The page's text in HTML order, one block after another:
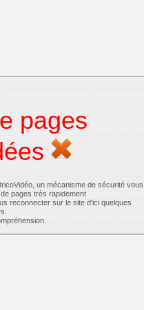
pages
un mécanisme de sécurité vous
pages très rapidement
reconnecter sur le site d'ici quelques